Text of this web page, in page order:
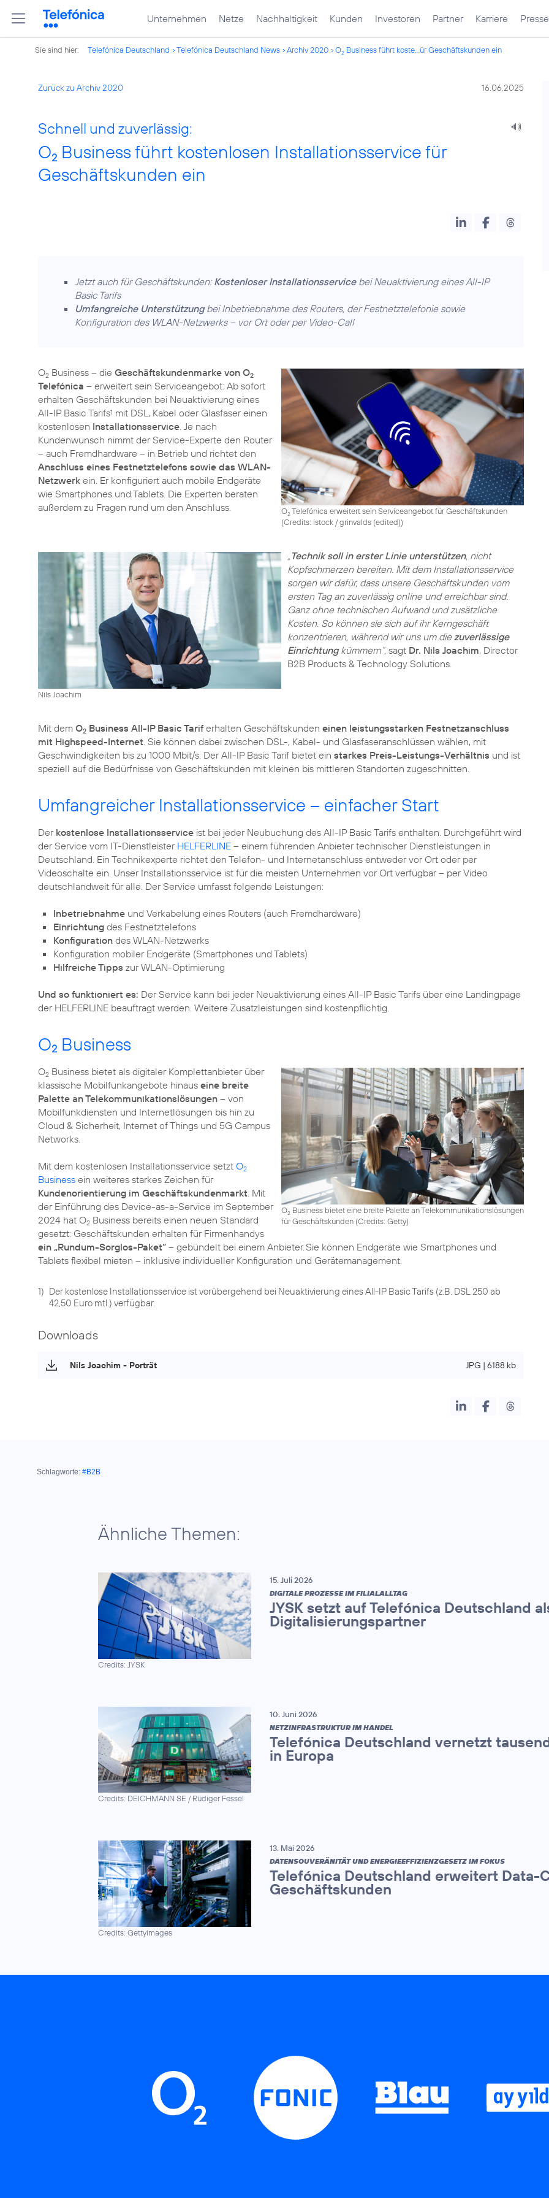
Unternehmen Netze Nachhaltigkeit Kunden Investoren Partner Karriere Presse
Sie sind hier: Telefónica Deutschland Telefónica Deutschland News Archiv 2020 O2 Business führt koste...ür Geschäftskunden ein
Zurück zu Archiv 2020 16.06.2025
Schnell und zuverlässig:
O2 Business führt kostenlosen Installationsservice für
Geschäftskunden ein
Jetzt auch für Geschäftskunden: Kostenloser Installationsservicebei Neuaktivierung eines All-IP
Basic Tarifs
Umfangreiche Unterstützungbei Inbetriebnahme des Routers, der Festnetztelefonie sowie
Konfiguration des WLAN-Netzwerks – vor Ort oder per Video-Call
O2Telefónica erweitert sein Serviceangebot für Geschäftskunden
(Credits: istock / grinvalds (edited))
O2 Business – die Geschäftskundenmarke von O2
Telefónica – erweitert sein Serviceangebot: Ab sofort
erhalten Geschäftskunden bei Neuaktivierung eines
All-IP Basic Tarifs1 mit DSL, Kabel oder Glasfaser einen
kostenlosen Installationsservice. Je nach
Kundenwunsch nimmt der Service-Experte den Router
– auch Fremdhardware – in Betrieb und richtet den
Anschluss eines Festnetztelefons sowie das WLAN-
Netzwerk ein. Er konfiguriert auch mobile Endgeräte
wie Smartphones und Tablets. Die Experten beraten
außerdem zu Fragen rund um den Anschluss.
Nils Joachim
„Technik soll in erster Linie unterstützen, nicht
Kopfschmerzen bereiten. Mit dem Installationsservice
sorgen wir dafür, dass unsere Geschäftskunden vom
ersten Tag an zuverlässig online und erreichbar sind.
Ganz ohne technischen Aufwand und zusätzliche
Kosten. So können sie sich auf ihr Kerngeschäft
konzentrieren, während wir uns um diezuverlässige
Einrichtungkümmern“,sagt Dr. Nils Joachim, Director
B2B Products & Technology Solutions.
Mit dem O2 Business All-IP Basic Tarif erhalten Geschäftskunden einen leistungsstarken Festnetzanschluss
mit Highspeed-Internet. Sie können dabei zwischen DSL-, Kabel- und Glasfaseranschlüssen wählen, mit
Geschwindigkeiten bis zu 1000 Mbit/s. Der All-IP Basic Tarif bietet ein starkes Preis-Leistungs-Verhältnis und ist
speziell auf die Bedürfnisse von Geschäftskunden mit kleinen bis mittleren Standorten zugeschnitten.
Umfangreicher Installationsservice – einfacher Start
Der kostenlose Installationsservice ist bei jeder Neubuchung des All-IP Basic Tarifs enthalten. Durchgeführt wird
der Service vom IT-Dienstleister HELFERLINE – einem führenden Anbieter technischer Dienstleistungen in
Deutschland. Ein Technikexperte richtet den Telefon- und Internetanschluss entweder vor Ort oder per
Videoschalte ein. Unser Installationsservice ist für die meisten Unternehmen vor Ort verfügbar – per Video
deutschlandweit für alle. Der Service umfasst folgende Leistungen:
Inbetriebnahme und Verkabelung eines Routers (auch Fremdhardware)
Einrichtung des Festnetztelefons
Konfiguration des WLAN-Netzwerks
Konfiguration mobiler Endgeräte (Smartphones und Tablets)
Hilfreiche Tipps zur WLAN-Optimierung
Und so funktioniert es: Der Service kann bei jeder Neuaktivierung eines All-IP Basic Tarifs über eine Landingpage
der HELFERLINE beauftragt werden. Weitere Zusatzleistungen sind kostenpflichtig.
O2 Business
O2Business bietet eine breite Palette an Telekommunikationslösungen
für Geschäftskunden (Credits: Getty)
O2 Business bietet als digitaler Komplettanbieter über
klassische Mobilfunkangebote hinaus eine breite
Palette an Telekommunikationslösungen – von
Mobilfunkdiensten und Internetlösungen bis hin zu
Cloud & Sicherheit, Internet of Things und 5G Campus
Networks.
Mit dem kostenlosen Installationsservice setzt O2
Business ein weiteres starkes Zeichen für
Kundenorientierung im Geschäftskundenmarkt. Mit
der Einführung des Device-as-a-Service im September
2024 hat O2 Business bereits einen neuen Standard
gesetzt: Geschäftskunden erhalten für Firmenhandys
ein „Rundum-Sorglos-Paket“ – gebündelt bei einem Anbieter. Sie können Endgeräte wie Smartphones und
Tablets flexibel mieten – inklusive individueller Konfiguration und Gerätemanagement.
1) Der kostenlose Installationsservice ist vorübergehend bei Neuaktivierung eines All-IP Basic Tarifs (z.B. DSL 250 ab
42,50 Euro mtl.) verfügbar.
Downloads
Nils Joachim - Porträt JPG | 6188 kb
Schlagworte: #B2B
Ähnliche Themen:
Credits: JYSK
15. Juli 2026
DIGITALE PROZESSE IM FILIALALLTAG
JYSK setzt auf Telefónica Deutschland
Digitalisierungspartner
Credits: DEICHMANN SE / Rüdiger Fessel
10. Juni 2026
NETZINFRASTRUKTUR IM HANDEL
Telefónica Deutschland vernetzt
in Europa
Credits: Gettyimages
13. Mai 2026
DATENSOUVERÄNITÄT UND ENERGIEEFFIZIENZGESETZ IM FOKUS
Telefónica Deutschland erweitert Data-
Geschäftskunden